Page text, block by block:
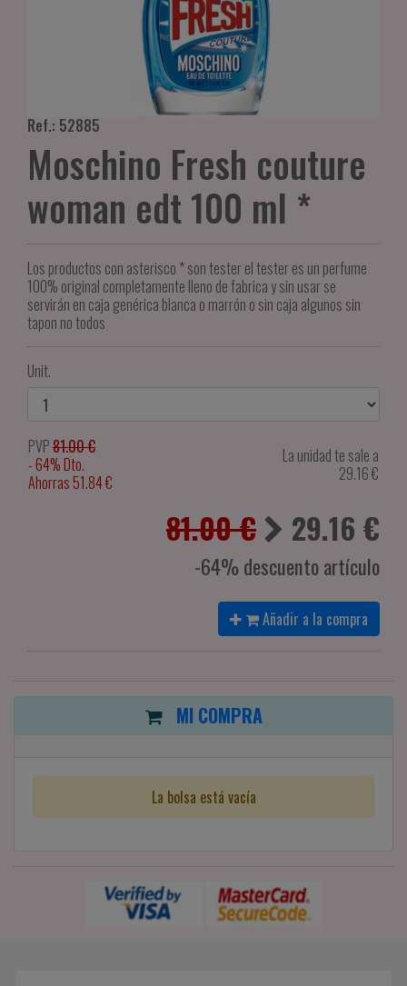
Ref.: 52885
Moschino Fresh couture
woman edt 100 ml *
Los productos con asterisco * son tester el tester es un perfume
100% original completamente lleno de fabrica y sin usar se
servirán en caja genérica blanca o marrón o sin caja algunos sin
tapon no todos
Unit.
PVP81.00 €
- 64% Dto.
Ahorras 51.84 €
La unidad te sale a
29.16€
81.00 € 29.16 €
-64% descuento artículo
Añadir a la compra
MI COMPRA
La bolsa está vacía